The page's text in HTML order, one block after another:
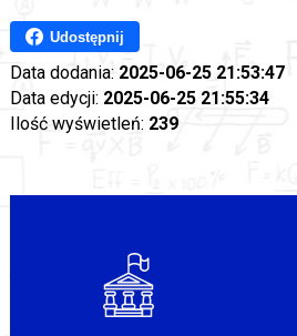
Udostępnij
Data dodania: 2025-06-25 21:53:47
Data edycji: 2025-06-25 21:55:34
Ilość wyświetleń: 239